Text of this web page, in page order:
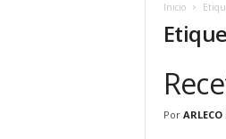
Inicio
Por ARLECO